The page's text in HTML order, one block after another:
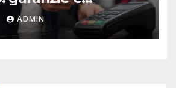
ADMIN